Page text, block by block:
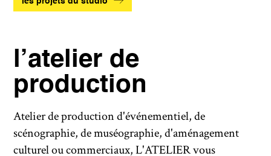
l’atelier de
production
Atelier de production d'événementiel, de
scénographie, de muséographie, d'aménagement
culturel ou commerciaux, L'ATELIER vous